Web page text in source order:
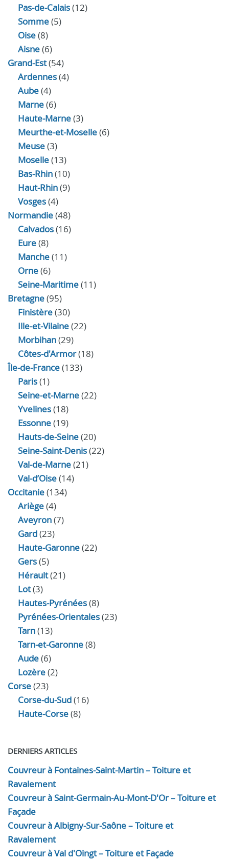
Pas-de-Calais(12)
Somme(5)
Oise(8)
Aisne(6)
Grand-Est(54)
Ardennes(4)
Aube(4)
Marne(6)
Haute-Marne(3)
Meurthe-et-Moselle(6)
Meuse(3)
Moselle(13)
Bas-Rhin(10)
Haut-Rhin(9)
Vosges(4)
Normandie(48)
Calvados(16)
Eure(8)
Manche(11)
Orne(6)
Seine-Maritime(11)
Bretagne(95)
Finistère(30)
Ille-et-Vilaine(22)
Morbihan(29)
Côtes-d'Armor(18)
Île-de-France(133)
Paris(1)
Seine-et-Marne(22)
Yvelines(18)
Essonne(19)
Hauts-de-Seine(20)
Seine-Saint-Denis(22)
Val-de-Marne(21)
Val-d’Oise(14)
Occitanie(134)
Ariège(4)
Aveyron(7)
Gard(23)
Haute-Garonne(22)
Gers(5)
Hérault(21)
Lot(3)
Hautes-Pyrénées(8)
Pyrénées-Orientales(23)
Tarn(13)
Tarn-et-Garonne(8)
Aude(6)
Lozère(2)
Corse(23)
Corse-du-Sud(16)
Haute-Corse(8)
DERNIERS ARTICLES
Couvreur à Fontaines-Saint-Martin – Toiture et
Ravalement
Couvreur à Saint-Germain-Au-Mont-D'Or – Toiture et
Façade
Couvreur à Albigny-Sur-Saône – Toiture et
Ravalement
Couvreur à Val d'Oingt – Toiture et Façade